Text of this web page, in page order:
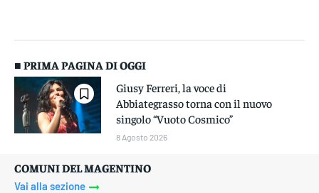
■ PRIMA PAGINA DI OGGI
Giusy Ferreri, la voce di
Abbiategrasso torna con il nuovo
singolo “Vuoto Cosmico”
8 Agosto 2026
COMUNI DEL MAGENTINO
Vai alla sezione